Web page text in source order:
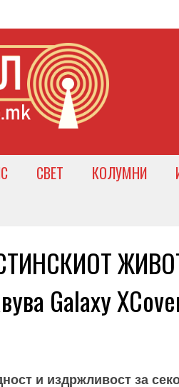
СВЕТ КОЛУМНИ
ЖИВОТ
Galaxy
и издржливост за